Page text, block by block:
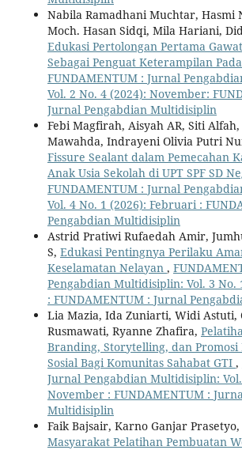
Nabila Ramadhani Muchtar, Hasmi
Moch. Hasan Sidqi, Mila Hariani,
Edukasi Pertolongan Pertama
Sebagai Penguat Keterampilan
FUNDAMENTUM : Jurnal
Vol. 2 No. 4 (2024): November:
Jurnal Pengabdian Multidisiplin
Febi Magfirah, Aisyah AR, Siti
Mawahda, Indrayeni Olivia Putri
Fissure Sealant dalam Pemecahan
Anak Usia Sekolah di UPT SPF SD
FUNDAMENTUM : Jurnal
Vol. 4 No. 1 (2026): Februari :
Pengabdian Multidisiplin
Astrid Pratiwi Rufaedah Amir,
S, Edukasi Pentingnya Perilaku
Keselamatan Nelayan ,
Pengabdian Multidisiplin: Vol. 3 No.
: FUNDAMENTUM : Jurnal
Lia Mazia, Ida Zuniarti, Widi Astuti,
Rusmawati, Ryanne Zhafira,
Branding, Storytelling, dan Promosi
Sosial Bagi Komunitas Sahabat GTI ,
Jurnal Pengabdian Multidisiplin:
November : FUNDAMENTUM :
Multidisiplin
Faik Bajsair, Karno Ganjar Prasetyo,
Masyarakat Pelatihan Pembuatan